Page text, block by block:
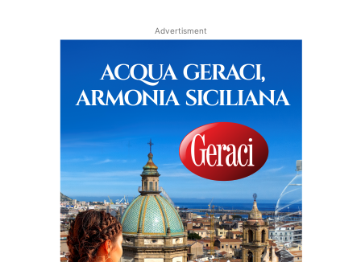
Advertisment